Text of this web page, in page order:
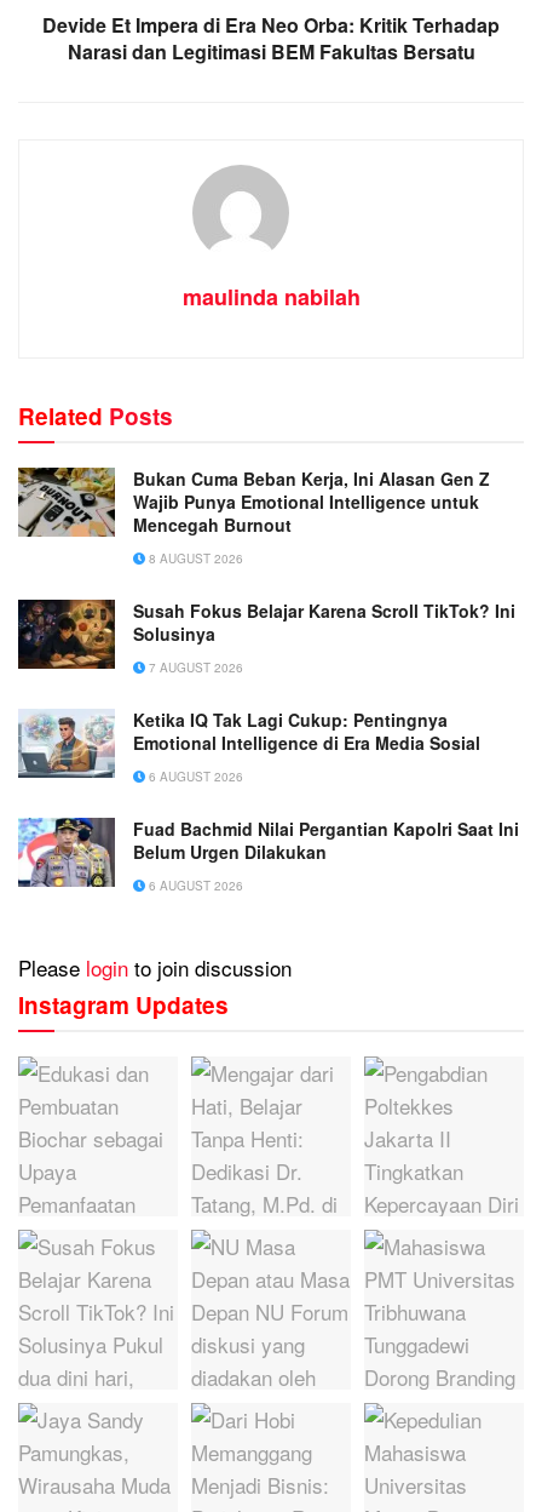
Devide Et Impera di Era Neo Orba: Kritik Terhadap
Narasi dan Legitimasi BEM Fakultas Bersatu
maulinda nabilah
Related Posts
Bukan Cuma Beban Kerja, Ini Alasan Gen Z
Wajib Punya Emotional Intelligence untuk
Mencegah Burnout
8 AUGUST 2026
Susah Fokus Belajar Karena Scroll TikTok? Ini
Solusinya
7 AUGUST 2026
Ketika IQ Tak Lagi Cukup: Pentingnya
Emotional Intelligence di Era Media Sosial
6 AUGUST 2026
Fuad Bachmid Nilai Pergantian Kapolri Saat Ini
Belum Urgen Dilakukan
6 AUGUST 2026
Please login to join discussion
Instagram Updates